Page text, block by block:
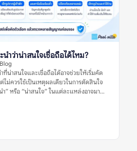
ำว่าน่าสนใจเชื่อถือได้ไหม?
Blog
ที่น่าสนใจและเชื่อถือได้อาจช่วยให้เริ่มคัด
ม่ควรใช้เป็นเหตุผลเดียวในการตัดสินใจ
ำ” หรือ “น่าสนใจ” ในแต่ละแหล่งอาจมา
นซ้ำ กฎบ้าน ค่าใช้จ่ายเพิ่มเติม และข้อมูล